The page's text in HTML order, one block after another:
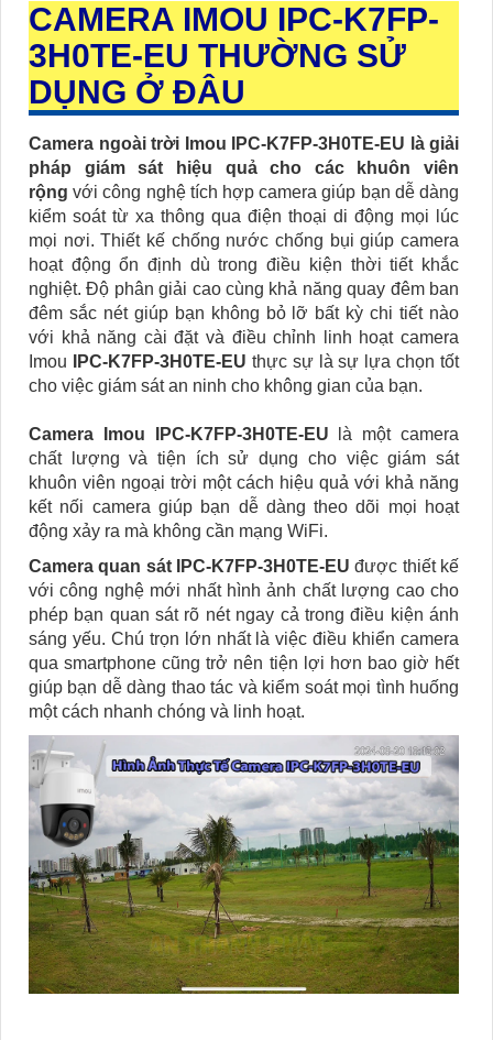
CAMERA IMOU IPC-K7FP-
3H0TE-EU THƯỜNG SỬ
DỤNG Ở ĐÂU
Camera ngoài trời Imou IPC-K7FP-3H0TE-EU là giải
pháp giám sát hiệu quả cho các khuôn viên
rộngvới công nghệ tích hợp camera giúp bạn dễ dàng
kiểm soát từ xa thông qua điện thoại di động mọi lúc
mọi nơi. Thiết kế chống nước chống bụi giúp camera
hoạt động ổn định dù trong điều kiện thời tiết khắc
nghiệt. Độ phân giải cao cùng khả năng quay đêm ban
đêm sắc nét giúp bạn không bỏ lỡ bất kỳ chi tiết nào
với khả năng cài đặt và điều chỉnh linh hoạt camera
Imou
IPC-K7FP-3H0TE-EU thực sự là sự lựa chọn tốt
cho việc giám sát an ninh cho không gian của bạn.
Camera Imou IPC-K7FP-3H0TE-EU
là một camera
chất lượng và tiện ích sử dụng cho việc giám sát
khuôn viên ngoại trời một cách hiệu quả với khả năng
kết nối camera giúp bạn dễ dàng theo dõi mọi hoạt
động xảy ra mà không cần mạng WiFi.
Camera quan sát IPC-K7FP-3H0TE-EU được thiết kế
với công nghệ mới nhất hình ảnh chất lượng cao cho
phép bạn quan sát rõ nét ngay cả trong điều kiện ánh
sáng yếu. Chú trọn lớn nhất là việc điều khiển camera
qua smartphone cũng trở nên tiện lợi hơn bao giờ hết
giúp bạn dễ dàng thao tác và kiểm soát mọi tình huống
một cách nhanh chóng và linh hoạt.